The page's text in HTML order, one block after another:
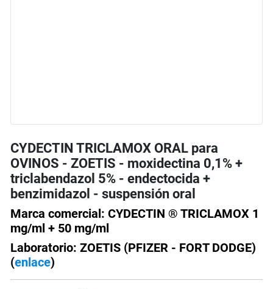
CYDECTIN TRICLAMOX ORAL para
OVINOS - ZOETIS - moxidectina 0,1% +
triclabendazol 5% - endectocida +
benzimidazol - suspensión oral
Marca comercial: CYDECTIN ® TRICLAMOX 1
mg/ml + 50 mg/ml
Laboratorio: ZOETIS (PFIZER - FORT DODGE)
(enlace)